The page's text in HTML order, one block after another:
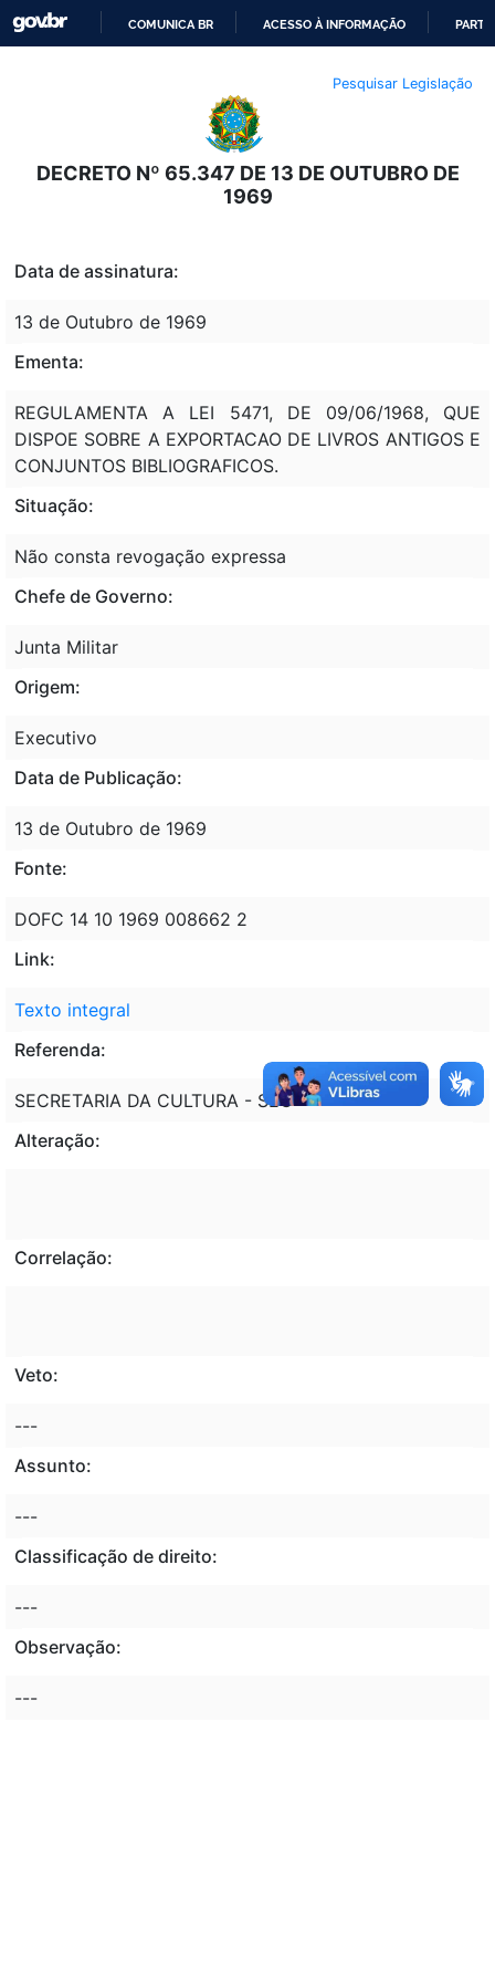
O
CONTEÚDO
COMUNICA BR ACESSO À INFORMAÇÃO
Pesquisar Legislação
DECRETO Nº 65.347 DE 13 DE OUTUBRO DE
1969
Data de assinatura:
13 de Outubro de 1969
Ementa:
REGULAMENTA A LEI 5471, DE 09/06/1968, QUE
DISPOE SOBRE A EXPORTACAO DE LIVROS ANTIGOS E
CONJUNTOS BIBLIOGRAFICOS.
Situação:
Não consta revogação expressa
Chefe de Governo:
Junta Militar
Origem:
Executivo
Data de Publicação:
13 de Outubro de 1969
Fonte:
DOFC 14 10 1969 008662 2
Link:
Texto integral
Referenda:
SECRETARIA DA CULTURA - SEC
Alteração:
Correlação:
Veto:
---
Assunto:
---
Classificação de direito:
---
Observação:
---